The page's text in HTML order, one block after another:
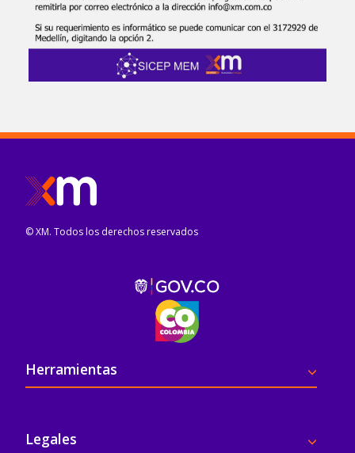
© XM. Todos los derechos reservados
Pie de página
Herramientas
Legales